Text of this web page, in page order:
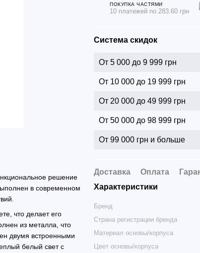
решение
в современном
что делает его
из металла, что
двумя встроенными
белый свет с
ПОКУПКА ЧАСТЯМИ
10 платежей по 283.60 грн
Система скидок
От 5 000 до 9 999 грн
От 10 000 до 19 999 грн
От 20 000 до 49 999 грн
От 50 000 до 98 999 грн
От 99 000 грн и больше
Доставка Оплата
Характеристики
Бренд
Страна регистрации бренда
Материал основы/корпуса
Цвет основы/корпуса